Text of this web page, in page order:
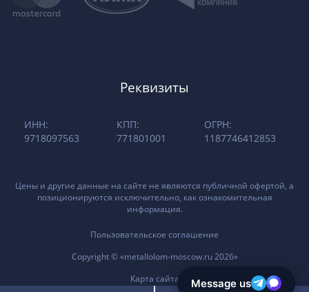
Реквизиты
ИНН:
9718097563
КПП:
771801001
ОГРН:
1187746412853
Цены и другие данные на сайте не являются публичной офертой, а
позиционируются исключительно, как ознакомительная
информация.
Пользовательское соглашение
Copyright © «metallolom-moscow.ru 2026»
Карта сайта